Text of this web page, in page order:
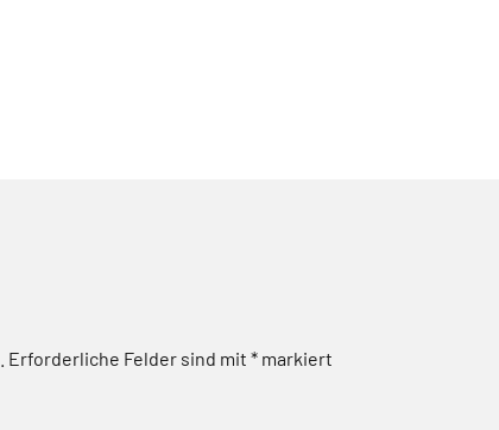
Erforderliche Felder sind mit * markiert